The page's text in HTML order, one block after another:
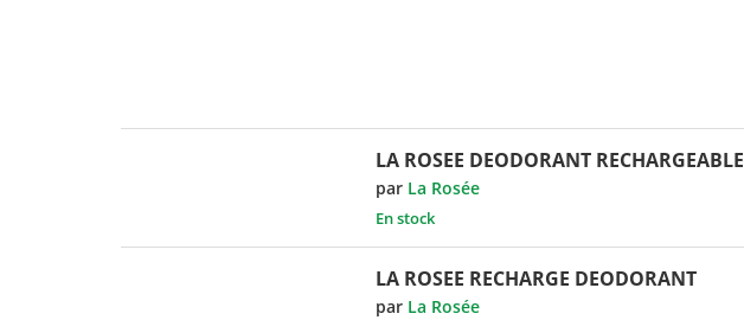
LA ROSEE DEODORANT RECHARGEABLE
par La Rosée
En stock
LA ROSEE RECHARGE DEODORANT
par La Rosée